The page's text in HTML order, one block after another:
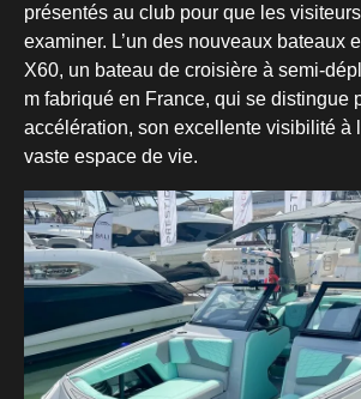
présentés au club pour que les
examiner. L’un des nouveaux bateaux
X60, un bateau de croisière à semi-
m fabriqué en France, qui se distingue
accélération, son excellente visibilité à
vaste espace de vie.